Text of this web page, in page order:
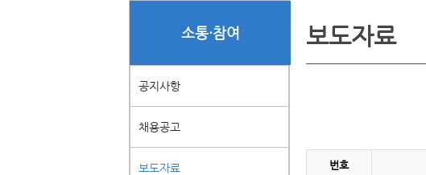
소통·참여
공지사항
채용공고
보도자료
보도자료
번호